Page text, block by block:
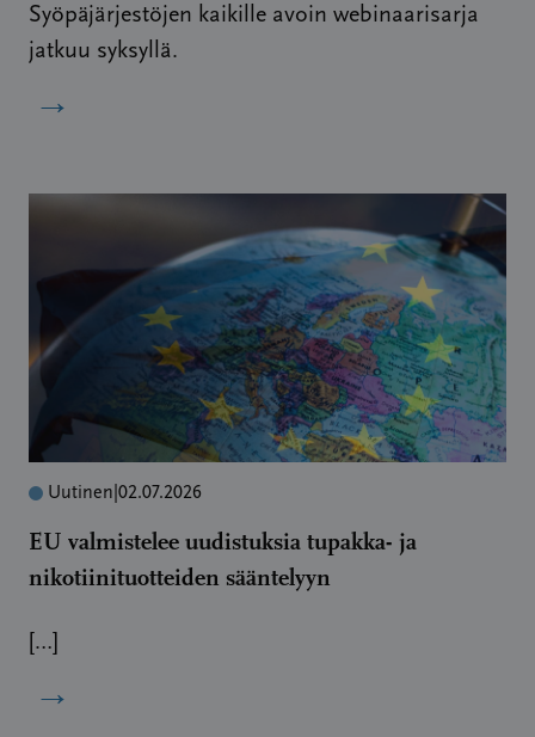
Syöpäjärjestöjen kaikille avoin webinaarisarja
jatkuu syksyllä.
→
Uutinen 02.07.2026
EU valmistelee uudistuksia tupakka- ja
nikotiinituotteiden sääntelyyn
[…]
→